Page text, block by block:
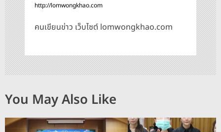
http://lomwongkhao.com
คนเขียนข่าว เว็บไซต์ lomwongkhao.com
You May Also Like